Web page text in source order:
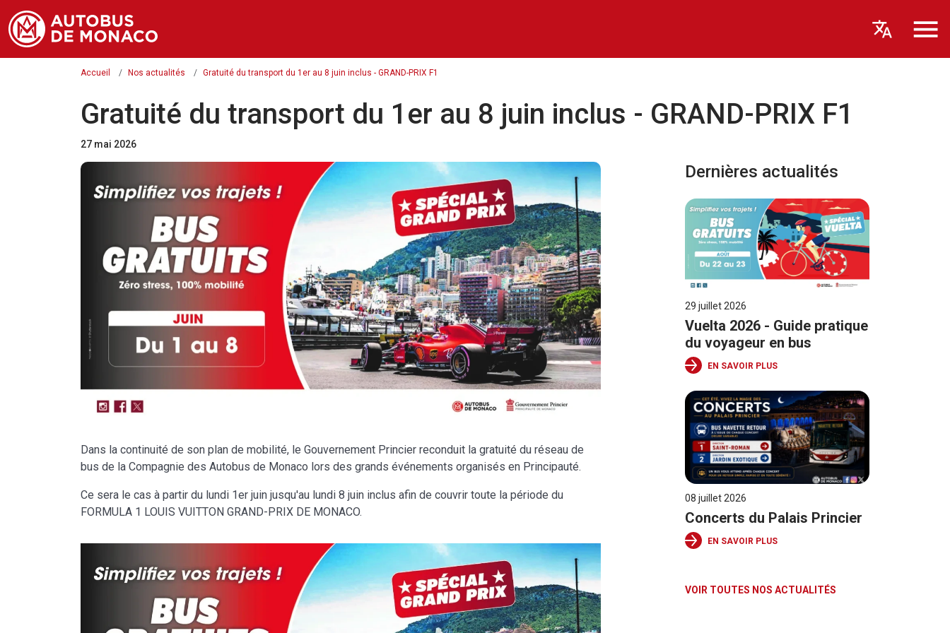
Accueil Nos actualités Gratuité du transport du 1er au 8 juin inclus - GRAND-PRIX F1
Gratuité du transport du 1er au 8 juin inclus - GRAND-PRIX F1
27 mai 2026
Dans la continuité de son plan de mobilité, le Gouvernement Princier reconduit la gratuité du réseau de
bus de la Compagnie des Autobus de Monaco lors des grands événements organisés en Principauté.
Ce sera le cas à partir du lundi 1er juin jusqu'au lundi 8 juin inclus afin de couvrir toute la période du
FORMULA 1 LOUIS VUITTON GRAND-PRIX DE MONACO.
Dernières actualités
29 juillet 2026
Vuelta 2026 - Guide pratique
du voyageur en bus
EN SAVOIR PLUS
08 juillet 2026
Concerts du Palais Princier
EN SAVOIR PLUS
VOIR TOUTES NOS ACTUALITÉS